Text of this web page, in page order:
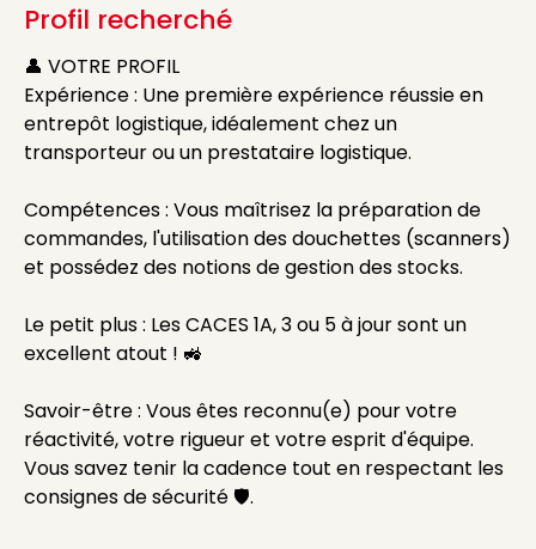
Profil recherché
👤 VOTRE PROFIL
Expérience : Une première expérience réussie en
entrepôt logistique, idéalement chez un
transporteur ou un prestataire logistique.
Compétences : Vous maîtrisez la préparation de
commandes, l'utilisation des douchettes (scanners)
et possédez des notions de gestion des stocks.
Le petit plus : Les CACES 1A, 3 ou 5 à jour sont un
excellent atout ! 🚜
Savoir-être : Vous êtes reconnu(e) pour votre
réactivité, votre rigueur et votre esprit d'équipe.
Vous savez tenir la cadence tout en respectant les
consignes de sécurité 🛡️.